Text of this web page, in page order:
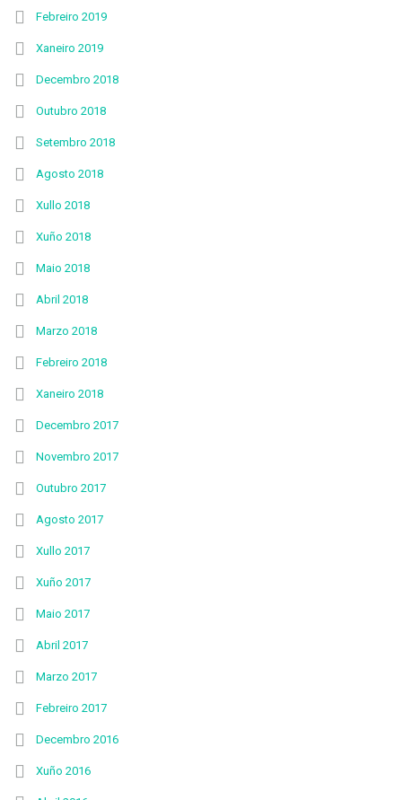
Febreiro 2019
Xaneiro 2019
Decembro 2018
Outubro 2018
Setembro 2018
Agosto 2018
Xullo 2018
Xuño 2018
Maio 2018
Abril 2018
Marzo 2018
Febreiro 2018
Xaneiro 2018
Decembro 2017
Novembro 2017
Outubro 2017
Agosto 2017
Xullo 2017
Xuño 2017
Maio 2017
Abril 2017
Marzo 2017
Febreiro 2017
Decembro 2016
Xuño 2016